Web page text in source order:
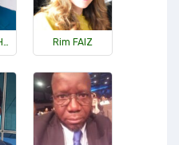
Willy DAMTCHOU Rim FAIZ